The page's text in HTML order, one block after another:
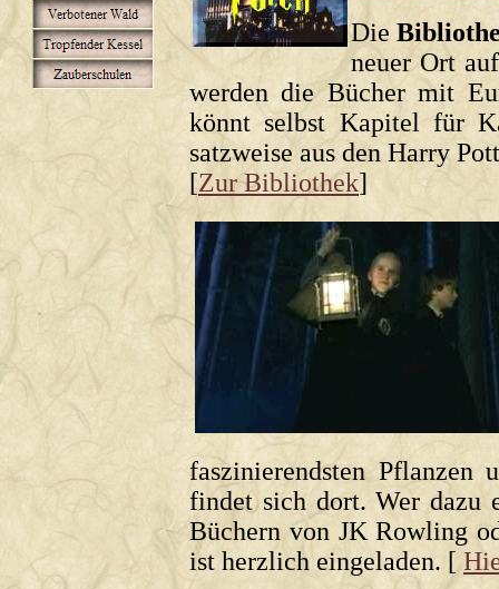
Die
neuer Ort
werden die Bücher mit
könnt selbst Kapitel für
satzweise aus den Harry
[Zur Bibliothek]
faszinierendsten Pflanzen
findet sich dort. Wer dazu
Büchern von JK Rowling
ist herzlich eingeladen. [